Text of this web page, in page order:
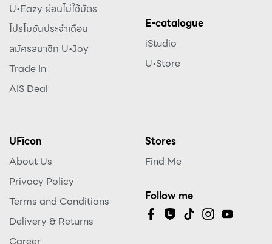
U•Eazy ผ่อนไม่ใช้บัตร
โปรโมชันประจำเดือน
สมัครสมาชิก U•Joy
Trade In
AIS Deal
E-catalogue
iStudio
U•Store
UFicon
About Us
Privacy Policy
Terms and Conditions
Delivery & Returns
Stores
Find Me
Follow me